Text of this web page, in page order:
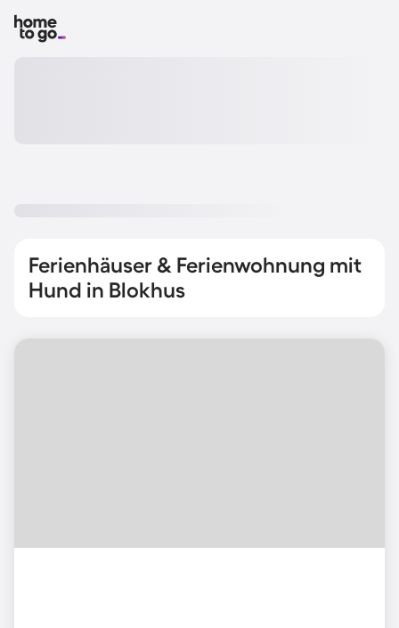
Ferienhäuser & Ferienwohnung mit
Hund in Blokhus